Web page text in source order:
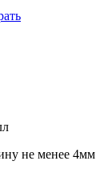
не менее 4мм